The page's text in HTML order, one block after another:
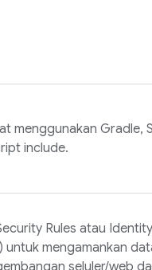
menggunakan Gradle,
include.
Rules atau
mengamankan
seluler/web